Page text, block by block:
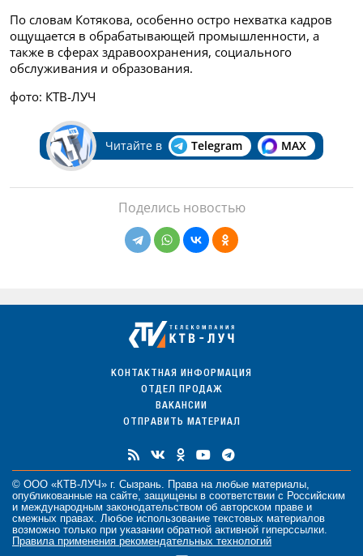
По словам Котякова, особенно остро нехватка кадров
ощущается в обрабатывающей промышленности, а
также в сферах здравоохранения, социального
обслуживания и образования.
фото: КТВ-ЛУЧ
Читайте в Telegram MAX
Поделись новостью
КОНТАКТНАЯ ИНФОРМАЦИЯ
ОТДЕЛ ПРОДАЖ
ВАКАНСИИ
ОТПРАВИТЬ МАТЕРИАЛ
© ООО «КТВ-ЛУЧ» г. Сызрань. Права на любые материалы
опубликованные на сайте, защищены в соответствии с Российским
и международным законодательством об авторском праве и
смежных правах. Любое использование текстовых материалов
возможно только при указании обратной активной гиперссылки.
Правила применения рекомендательных технологий